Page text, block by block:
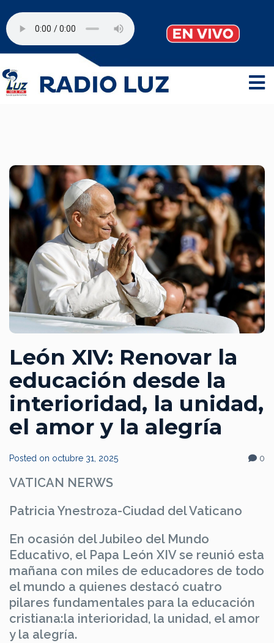
León XIV: Renovar la
educación desde la
interioridad, la unidad,
el amor y la alegría
Posted on octubre 31, 2025 0
VATICAN NERWS
Patricia Ynestroza-Ciudad del Vaticano
En ocasión del Jubileo del Mundo
Educativo, el Papa León XIV se reunió esta
mañana con miles de educadores de todo
el mundo a quienes destacó cuatro
pilares fundamentales para la educación
cristiana:la interioridad, la unidad, el amor
y la alegría.